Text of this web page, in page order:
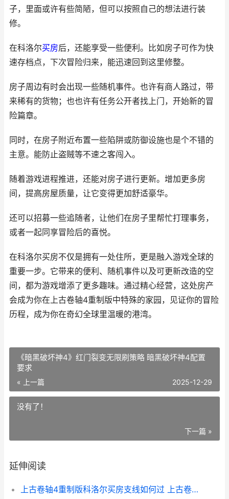
子，里面或许有些简陋，但可以按照自己的想法进行装
修。
在科洛尔买房后，还能享受一些便利。比如房子可作为快
速存档点，下次冒险归来，能迅速回到这里修整。
房子周边有时会出现一些随机事件。也许有商人路过，带
来稀有的货物；也也许有任务公开者找上门，开始新的冒
险篇章。
同时，在房子附近布置一些陷阱或防御设施也是个不错的
主意。能防止盗贼等不速之客闯入。
随着游戏进程推进，还能对房子进行更新。增加更多房
间，提高房屋质量，让它变得更加舒适豪华。
还可以招募一些追随者，让他们在房子里帮忙打理事务，
或者一起同享冒险后的喜悦。
在科洛尔买房不仅是拥有一处住所，更是融入游戏全球的
重要一步。它带来的便利、随机事件以及可更新改造的空
间，都为游戏增添了更多趣味。通过精心经营，这处房产
会成为你在上古卷轴4重制版中特殊的家园，见证你的冒险
历程，成为你在奇幻全球里温暖的港湾。
《暗黑破坏神4》红门裂变无限刷策略 暗黑破坏神4配置
要求
« 上一篇 2025-12-29
没有了！
下一篇 »
延伸阅读
上古卷轴4重制版科洛尔买房支线如何过 上古卷轴4重制版和上古卷轴5哪个好玩